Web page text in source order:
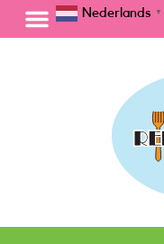
Nederlands ▼